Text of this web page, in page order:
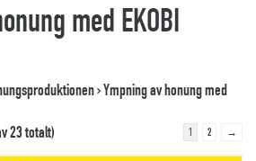
med EKOBI
›Ympning av honung med
23 totalt)
1 2 →